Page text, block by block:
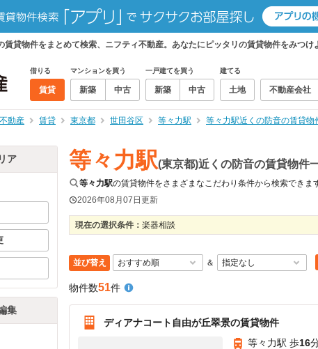
貸物件をまとめて検索、ニフティ不動産。あなたにピッタリの賃貸物件をみつけ
借りる
賃貸
マンションを買う
新築 中古
一戸建てを買う
新築 中古
建てる
土地 不動産会社
動産 賃貸 東京都 世田谷区 等々力駅 等々力駅近くの防音の賃貸物
ア
集
等々力駅(東京都)近くの防音の賃貸物件
等々力駅の賃貸物件をさまざまなこだわり条件から検索できま
2026年08月07日更新
現在の選択条件： 楽器相談
並び替え ＆
物件数51件
ディアナコート自由が丘翠景の賃貸物件
等々力駅 歩16